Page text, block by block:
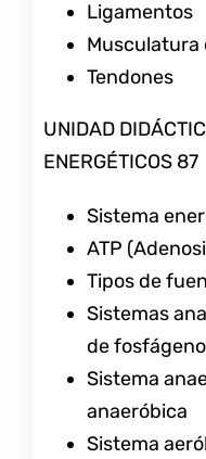
Ligamentos
Musculatura
Tendones
UNIDAD
ENERGÉTICOS 87
Sistema
ATP
Tipos de
Sistemas
de fosfágeno
Sistema
anaeróbica
Sistema